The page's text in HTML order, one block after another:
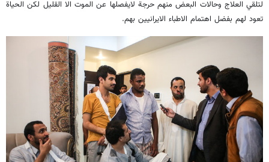
لتلقي العلاج وحالات البعض منهم حرجة لايفصلها عن الموت الا القليل لكن الحياة
تعود لهم بفضل اهتمام الاطباء الايرانيين بهم.